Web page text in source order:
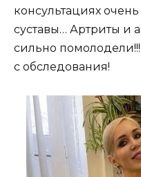
консультациях
суставы… Артриты и
сильно
с обследования!